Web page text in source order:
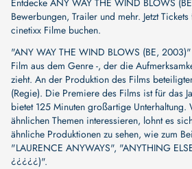
Bewerbungen, Trailer und mehr. Jetzt
cinetixx Filme buchen.
"ANY WAY THE WIND BLOWS (BE,
Film aus dem Genre -, der die
zieht. An der Produktion des Films
(Regie). Die Premiere des Films ist für das
bietet 125 Minuten großartige Unterhaltung.
ähnlichen Themen interessieren, lohnt es
ähnliche Produktionen zu sehen, wie zum
"LAURENCE ANYWAYS", "ANYTHING
¿¿¿¿¿)".